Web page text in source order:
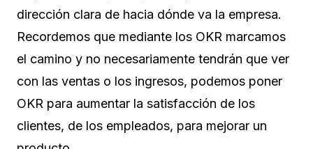
dirección clara de hacia dónde va la empresa.
Recordemos que mediante los OKR marcamos
el camino y no necesariamente tendrán que ver
con las ventas o los ingresos, podemos poner
OKR para aumentar la satisfacción de los
clientes, de los empleados, para mejorar un